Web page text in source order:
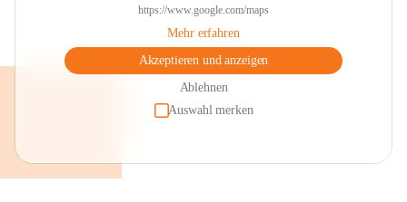
https://www.google.com/maps
Mehr erfahren
Akzeptieren und anzeigen
Ablehnen
Auswahl merken